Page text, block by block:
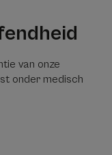
van onze
onder medisch